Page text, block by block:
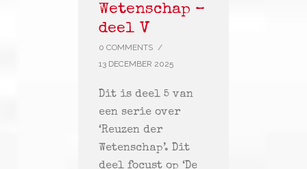
Wetenschap –
deel V
0 COMMENTS /
13 DECEMBER 2025
Dit is deel 5 van
een serie over
‘Reuzen der
Wetenschap’. Dit
deel focust op ‘De